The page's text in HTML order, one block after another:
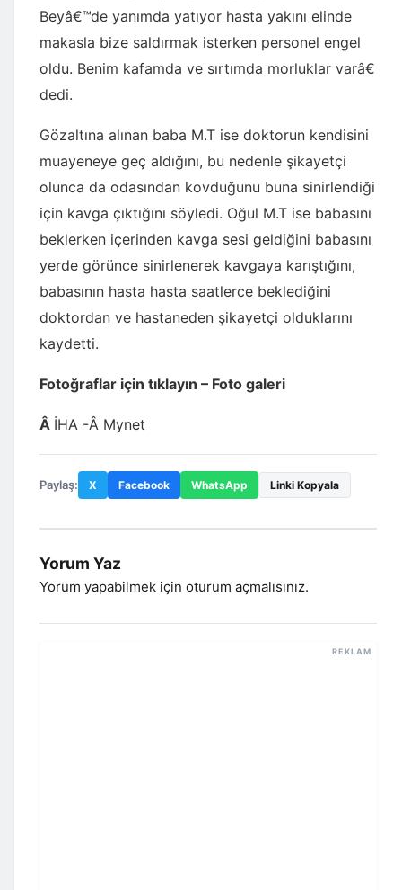
Beyâ€™de yanımda yatıyor hasta yakını elinde
makasla bize saldırmak isterken personel engel
oldu. Benim kafamda ve sırtımda morluklar varâ€
dedi.
Gözaltına alınan baba M.T ise doktorun kendisini
muayeneye geç aldığını, bu nedenle şikayetçi
olunca da odasından kovduğunu buna sinirlendiği
için kavga çıktığını söyledi. Oğul M.T ise babasını
beklerken içerinden kavga sesi geldiğini babasını
yerde görünce sinirlenerek kavgaya karıştığını,
babasının hasta hasta saatlerce beklediğini
doktordan ve hastaneden şikayetçi olduklarını
kaydetti.
Fotoğraflar için tıklayın – Foto galeri
Â İHA -Â Mynet
Paylaş: X Facebook WhatsApp Linki Kopyala
Yorum Yaz
Yorum yapabilmek için oturum açmalısınız.
REKLAM